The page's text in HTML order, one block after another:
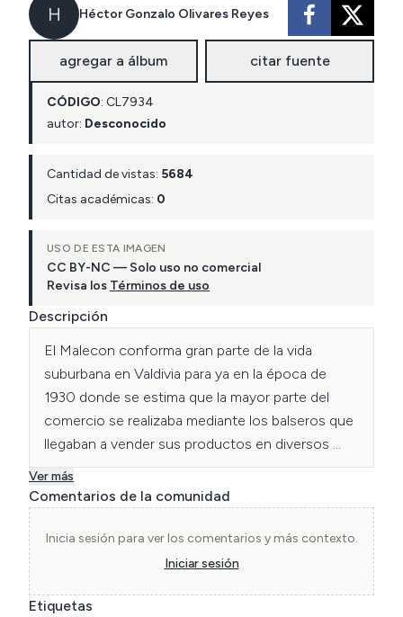
H Héctor Gonzalo Olivares Reyes
agregar a álbum citar fuente
CÓDIGO: CL7934
autor: Desconocido
Cantidad de vistas: 5684
Citas académicas: 0
USO DE ESTA IMAGEN
CC BY-NC — Solo uso no comercial
Revisa los Términos de uso
Descripción
El Malecon conforma gran parte de la vida
suburbana en Valdivia para ya en la época de
1930 donde se estima que la mayor parte del
comercio se realizaba mediante los balseros que
llegaban a vender sus productos en diversos
puntos entre los cuales se suman la actual feria
fluvial, como también podemos observar, este
estaba construido de cemento Y era llamado
“balseo de la peña” En donde llegaban los
balseros, pero avanzando hacia el helipuerto
mantiene este mismo. La fotografía es tomada
Ver más
Comentarios de la comunidad
Inicia sesión para ver los comentarios y más contexto.
Iniciar sesión
Etiquetas